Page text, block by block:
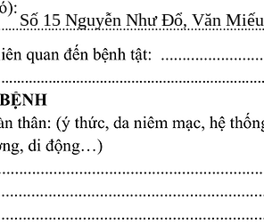
Số 15 Nguyễn Như Đổ, Văn Miếu​​​​